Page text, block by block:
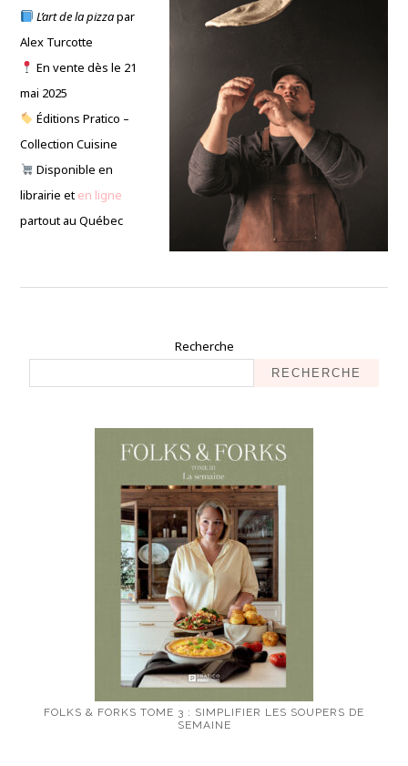
L’art de la pizzapar
Alex Turcotte
En vente dès le 21
mai 2025
Éditions Pratico –
Collection Cuisine
Disponible en
librairie et en ligne
partout au Québec
Recherche
RECHERCHE
FOLKS & FORKS TOME 3 : SIMPLIFIER LES SOUPERS DE
SEMAINE